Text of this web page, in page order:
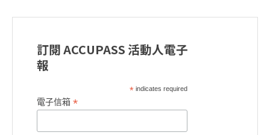
訂閱 ACCUPASS 活動人電子
報
*indicates required
電子信箱 *